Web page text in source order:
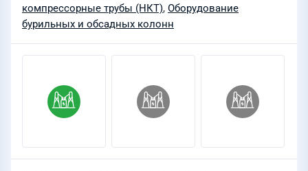
компрессорные трубы (НКТ), Оборудование
бурильных и обсадных колонн